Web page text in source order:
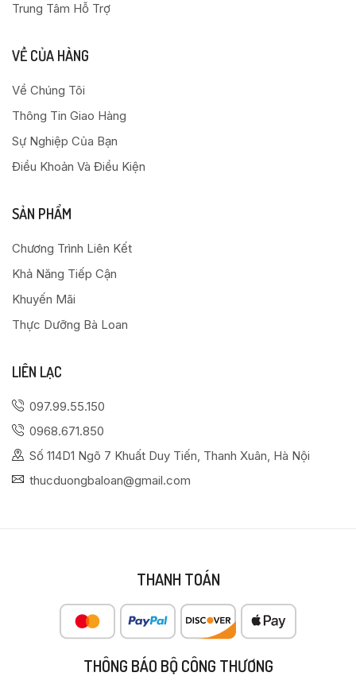
Trung Tâm Hỗ Trợ
VỀ CỦA HÀNG
Về Chúng Tôi
Thông Tin Giao Hàng
Sự Nghiệp Của Bạn
Điều Khoản Và Điều Kiện
SẢN PHẨM
Chương Trình Liên Kết
Khả Năng Tiếp Cận
Khuyến Mãi
Thực Dưỡng Bà Loan
LIÊN LẠC
097.99.55.150
0968.671.850
Số 114D1 Ngõ 7 Khuất Duy Tiến, Thanh Xuân, Hà Nội
thucduongbaloan@gmail.com
THANH TOÁN
THÔNG BÁO BỘ CÔNG THƯƠNG